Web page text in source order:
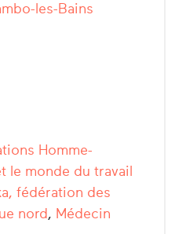
les-Bains
Homme-
le monde du travail
fédération des
nord, Médecin